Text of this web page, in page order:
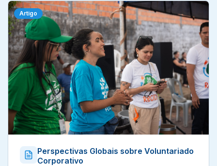
Artigo
Perspectivas Globais sobre Voluntariado
Corporativo